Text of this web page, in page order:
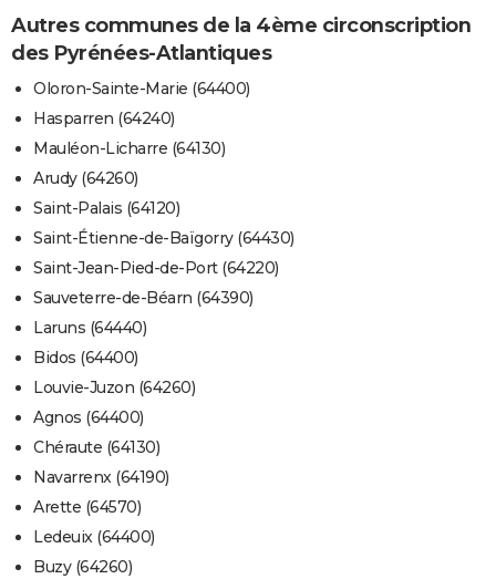
Autres communes de la 4ème circonscription
des Pyrénées-Atlantiques
Oloron-Sainte-Marie (64400)
Hasparren (64240)
Mauléon-Licharre (64130)
Arudy (64260)
Saint-Palais (64120)
Saint-Étienne-de-Baïgorry (64430)
Saint-Jean-Pied-de-Port (64220)
Sauveterre-de-Béarn (64390)
Laruns (64440)
Bidos (64400)
Louvie-Juzon (64260)
Agnos (64400)
Chéraute (64130)
Navarrenx (64190)
Arette (64570)
Ledeuix (64400)
Buzy (64260)